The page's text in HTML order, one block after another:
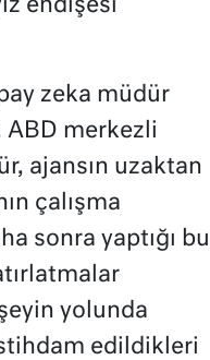
endişesi
zeka müdür
ABD merkezli
ajansın uzaktan
çalışma
sonra yaptığı bu
yolunda
edildikleri